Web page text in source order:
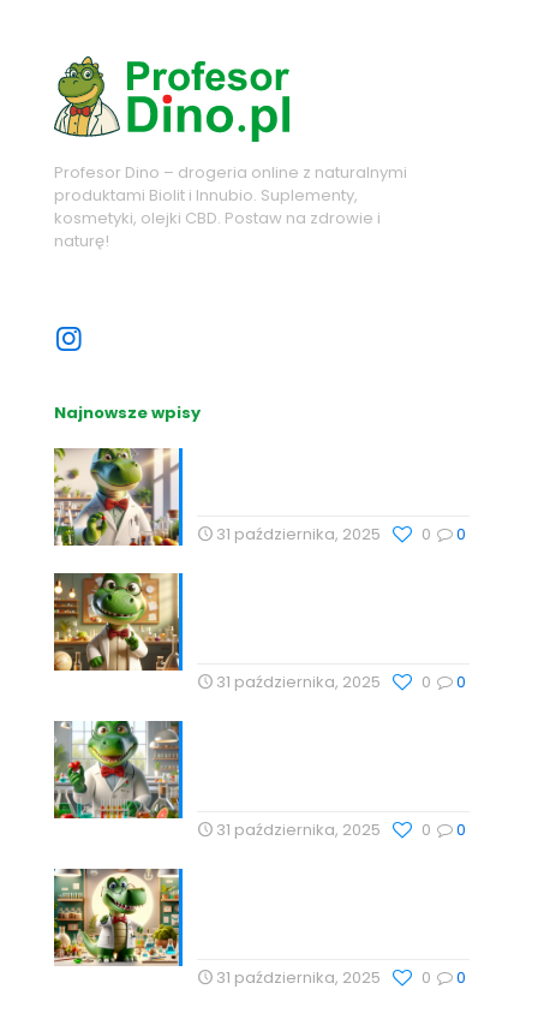
Profesor Dino – drogeria online z naturalnymi
produktami Biolit i Innubio. Suplementy,
kosmetyki, olejki CBD. Postaw na zdrowie i
naturę!
Najnowsze wpisy
31 października, 2025 0
0
31 października, 2025 0
0
31 października, 2025 0
0
31 października, 2025 0
0